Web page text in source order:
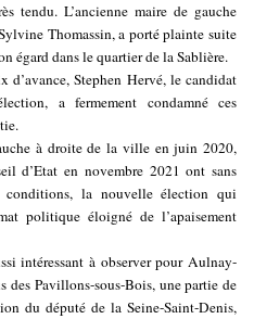
tendu. L’ancienne maire de gauche
Thomassin, a porté plainte suite
égard dans le quartier de la Sablière.
Stephen Hervé, le candidat
a fermement condamné ces
à droite de la ville en juin 2020,
d’Etat en novembre 2021 ont sans
conditions, la nouvelle élection qui
politique éloigné de l’apaisement
intéressant à observer pour Aulnay-
des Pavillons-sous-Bois, une partie de
du député de la Seine-Saint-Denis,